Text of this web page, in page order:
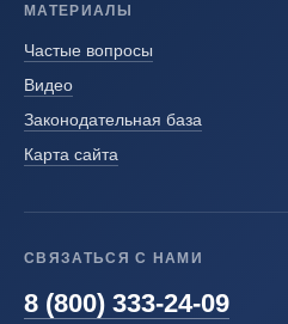
МАТЕРИАЛЫ
Частые вопросы
Видео
Законодательная база
Карта сайта
СВЯЗАТЬСЯ С НАМИ
8 (800) 333-24-09